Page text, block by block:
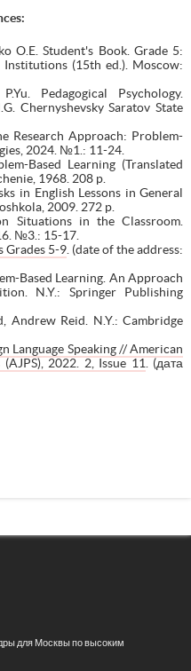
O.E. Student's Book. Grade 5:
(15th ed.). Moscow:
Pedagogical Psychology.
Chernyshevsky Saratov State
Research Approach: Problem-
2024. №1.: 11-24.
Based Learning (Translated
1968. 208 p.
in English Lessons in General
2009. 272 p.
Situations in the Classroom.
№3.: 15-17.
Grades 5-9. (date of the address:
Based Learning. An Approach
N.Y.: Springer Publishing
Reid. N.Y.: Cambridge
Language Speaking // American
2022. 2, Issue 11. (дата
для Москвы по высоким